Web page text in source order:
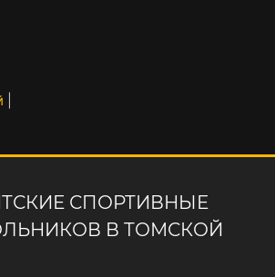
СПОРТИВНЫЕ
В ТОМСКОЙ